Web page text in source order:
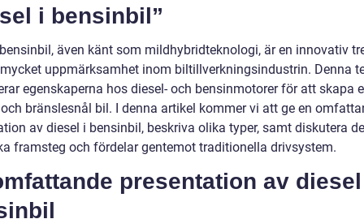
i bensinbil”
även känt som mildhybridteknologi, är en innovativ
uppmärksamhet inom biltillverkningsindustrin. Denna
egenskaperna hos diesel- och bensinmotorer för att skapa
bränslesnål bil. I denna artikel kommer vi att ge en
av diesel i bensinbil, beskriva olika typer, samt diskutera
framsteg och fördelar gentemot traditionella drivsystem.
presentation av